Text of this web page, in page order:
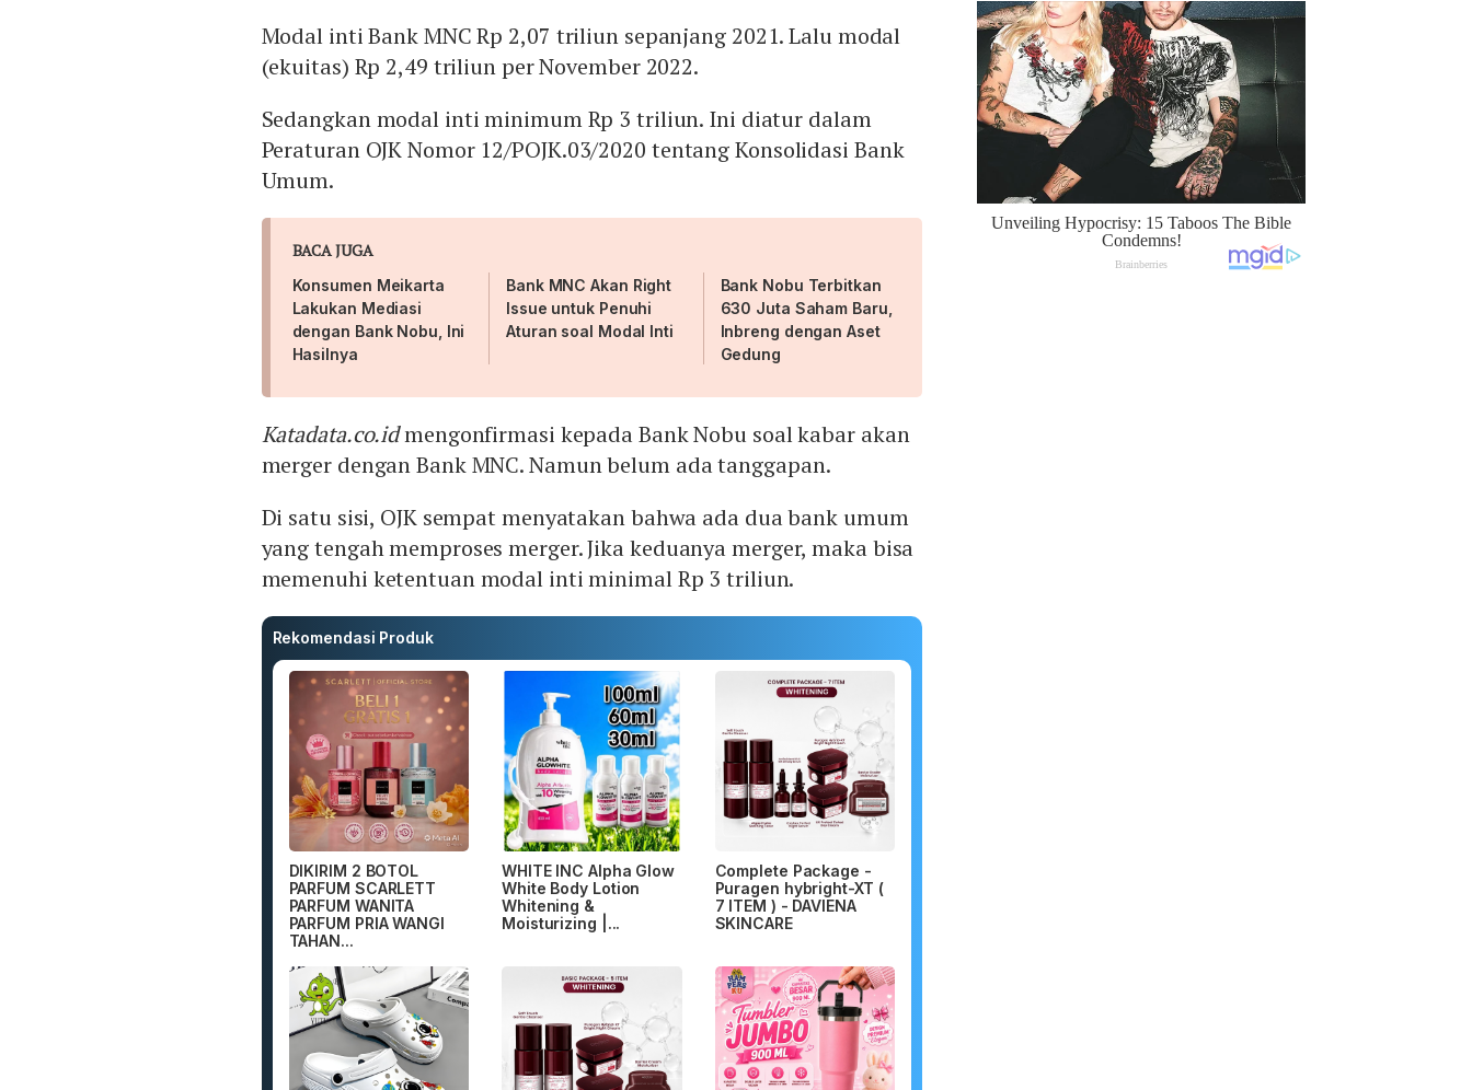
Modal inti Bank MNC Rp 2,07 triliun sepanjang 2021. Lalu modal
(ekuitas) Rp 2,49 triliun per November 2022.
Sedangkan modal inti minimum Rp 3 triliun. Ini diatur dalam
Peraturan OJK Nomor 12/POJK.03/2020 tentang Konsolidasi Bank
Umum.
BACA JUGA
Konsumen Meikarta
Lakukan Mediasi
dengan Bank Nobu, Ini
Hasilnya
Bank MNC Akan Right
Issue untuk Penuhi
Aturan soal Modal Inti
Bank Nobu Terbitkan
630 Juta Saham Baru,
Inbreng dengan Aset
Gedung
Katadata.co.idmengonfirmasi kepada Bank Nobu soal kabar akan
merger dengan Bank MNC. Namun belum ada tanggapan.
Di satu sisi, OJK sempat menyatakan bahwa ada dua bank umum
yang tengah memproses merger. Jika keduanya merger, maka bisa
memenuhi ketentuan modal inti minimal Rp 3 triliun.
Rekomendasi Produk
DIKIRIM 2 BOTOL
PARFUM SCARLETT
PARFUM WANITA
PARFUM PRIA WANGI
TAHAN...
WHITE INC Alpha Glow
White Body Lotion
Whitening &
Moisturizing |...
Complete Package -
Puragen hybright-XT (
7 ITEM ) - DAVIENA
SKINCARE